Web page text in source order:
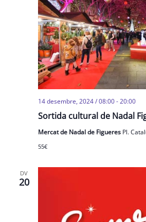
Sortida cultural de Nadal
14 desembre, 2024 / 08:00-20:00
Mercat de Nadal de Figueres Pl.
55€
DV
20